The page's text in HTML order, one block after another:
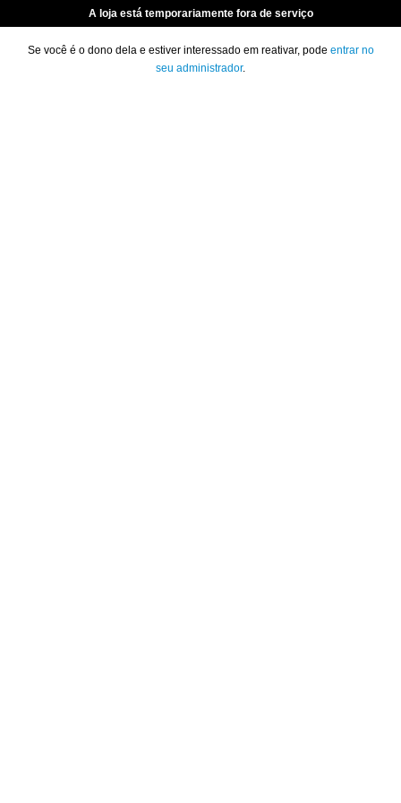
A loja está temporariamente fora de serviço
Se você é o dono dela e estiver interessado em reativar, pode entrar no
seu administrador.